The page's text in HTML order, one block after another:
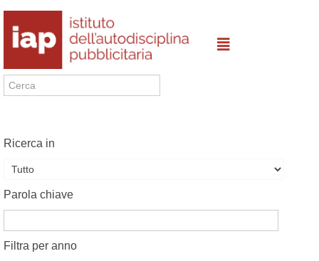
Ricerca in
Parola chiave
Filtra per anno